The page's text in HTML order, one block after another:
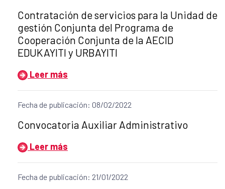
Título del anuncio:
Contratación de servicios para la Unidad de
gestión Conjunta del Programa de
Cooperación Conjunta de la AECID
EDUKAYITI y URBAYITI
Leer más
Fecha de publicación: 08/02/2022
Título del anuncio:
Convocatoria Auxiliar Administrativo
Leer más
Fecha de publicación: 21/01/2022